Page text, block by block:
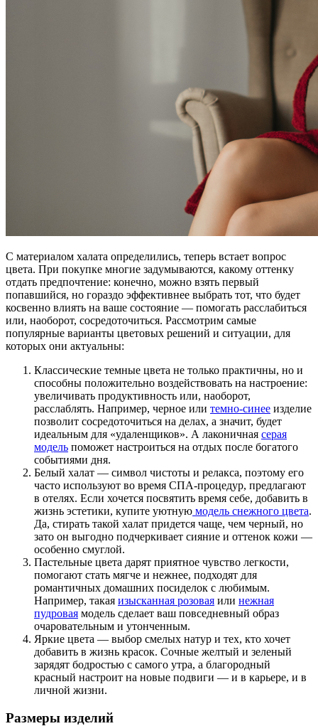
С материалом халата определились, теперь встает вопрос
цвета. При покупке многие задумываются, какому оттенку
отдать предпочтение: конечно, можно взять первый
попавшийся, но гораздо эффективнее выбрать тот, что будет
косвенно влиять на ваше состояние — помогать расслабиться
или, наоборот, сосредоточиться. Рассмотрим самые
популярные варианты цветовых решений и ситуации, для
которых они актуальны:
Классические темные цвета не только практичны, но и
способны положительно воздействовать на настроение:
увеличивать продуктивность или, наоборот,
расслаблять. Например, черное или темно-синее изделие
позволит сосредоточиться на делах, а значит, будет
идеальным для «удаленщиков». А лаконичная серая
модель поможет настроиться на отдых после богатого
событиями дня.
Белый халат — символ чистоты и релакса, поэтому его
часто используют во время СПА-процедур, предлагают
в отелях. Если хочется посвятить время себе, добавить в
жизнь эстетики, купите уютную модель снежного цвета.
Да, стирать такой халат придется чаще, чем черный, но
зато он выгодно подчеркивает сияние и оттенок кожи —
особенно смуглой.
Пастельные цвета дарят приятное чувство легкости,
помогают стать мягче и нежнее, подходят для
романтичных домашних посиделок с любимым.
Например, такая изысканная розовая или нежная
пудровая модель сделает ваш повседневный образ
очаровательным и утонченным.
Яркие цвета — выбор смелых натур и тех, кто хочет
добавить в жизнь красок. Сочные желтый и зеленый
зарядят бодростью с самого утра, а благородный
красный настроит на новые подвиги — и в карьере, и в
личной жизни.
Размеры изделий